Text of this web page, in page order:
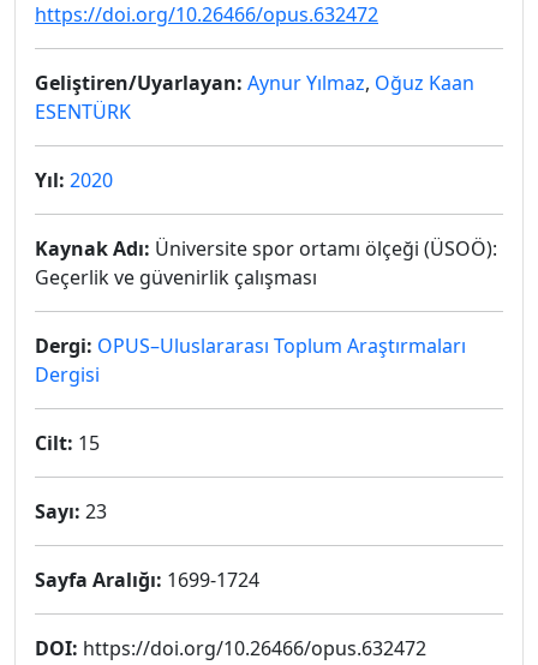
https://doi.org/10.26466/opus.632472
Geliştiren/Uyarlayan: Aynur Yılmaz, Oğuz Kaan
ESENTÜRK
Yıl: 2020
Kaynak Adı: Üniversite spor ortamı ölçeği (ÜSOÖ):
Geçerlik ve güvenirlik çalışması
Dergi: OPUS–Uluslararası Toplum Araştırmaları
Dergisi
Cilt: 15
Sayı: 23
Sayfa Aralığı: 1699-1724
DOI: https://doi.org/10.26466/opus.632472